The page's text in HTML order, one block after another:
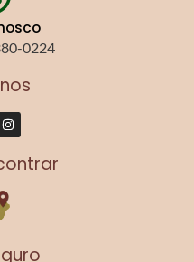
0224
I
n
s
a
r
a